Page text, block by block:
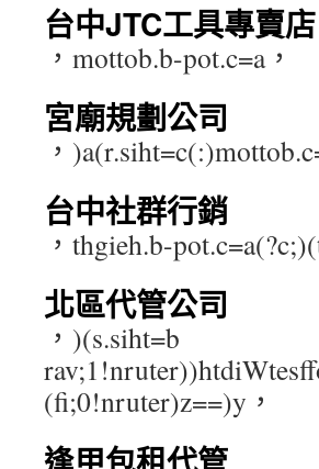
台中JTC工具專賣店
，mottob.b-pot.c=a，
宮廟規劃公司
，
台中社群行銷
，thgieh.b-
北區代管公司
，)(s.siht=b
(fi;0!nruter)z==)y，